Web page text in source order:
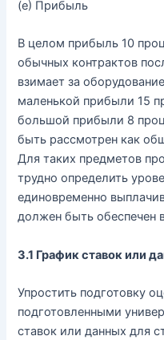
(e) Прибыль
В целом прибыль 10
обычных контрактов
взимает за оборудование
маленькой прибыли 15
большой прибыли 8
быть рассмотрен как
Для таких предметов
трудно определить
единовременно
должен быть обеспечен
3.1 Графикставокили
Упростить подготовку
подготовленными
ставок или данных для